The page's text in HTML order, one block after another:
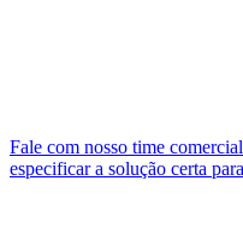
Fale com nosso time comercial
especificar a solução certa